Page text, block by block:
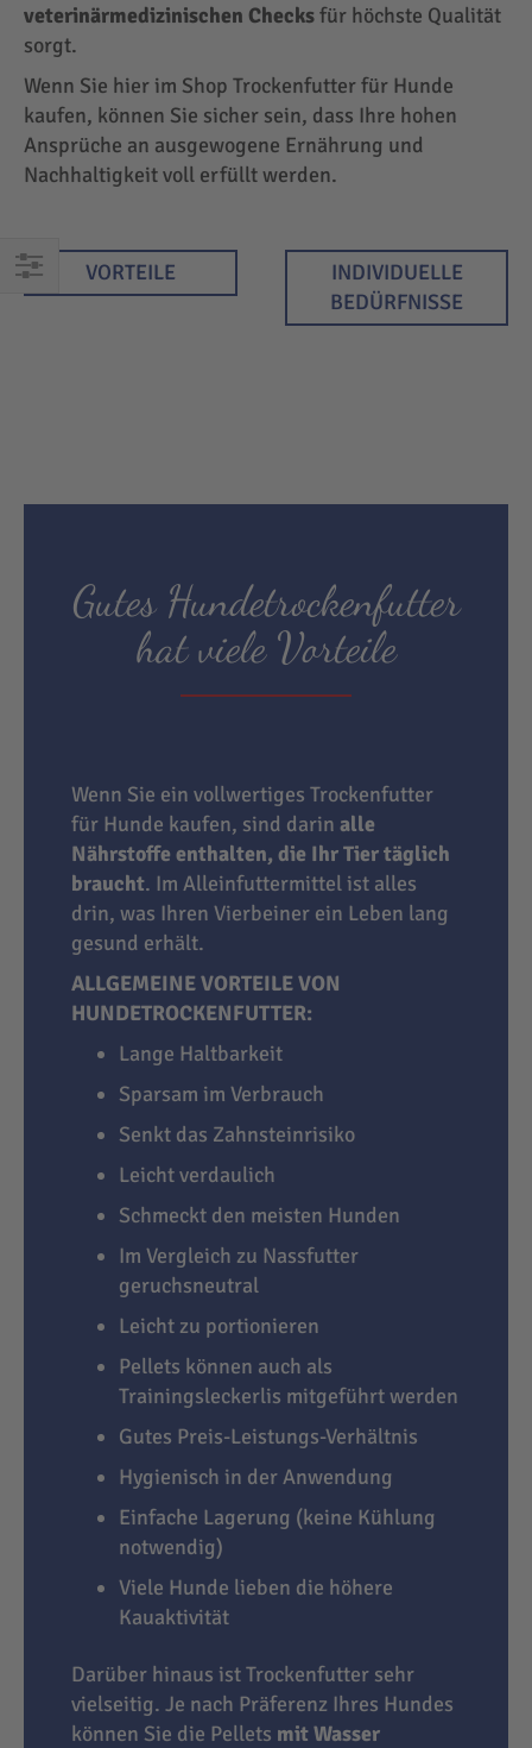
EINKAUFEN
veterinärmedizinischen Checksfür höchste Qualität
sorgt.
Wenn Sie hier im Shop Trockenfutter für Hunde
kaufen, können Sie sicher sein, dass Ihre hohen
Ansprüche an ausgewogene Ernährung und
Nachhaltigkeit voll erfüllt werden.
VORTEILE
INDIVIDUELLE
BEDÜRFNISSE
Gutes Hundetrockenfutter
hat viele Vorteile
Wenn Sie ein vollwertiges Trockenfutter
für Hunde kaufen, sind darin alle
Nährstoffe enthalten, die Ihr Tier täglich
braucht. Im Alleinfuttermittel ist alles
drin, was Ihren Vierbeiner ein Leben lang
gesund erhält.
ALLGEMEINE VORTEILE VON
HUNDETROCKENFUTTER:
Lange Haltbarkeit
Sparsam im Verbrauch
Senkt das Zahnsteinrisiko
Leicht verdaulich
Schmeckt den meisten Hunden
Im Vergleich zu Nassfutter
geruchsneutral
Leicht zu portionieren
Pellets können auch als
Trainingsleckerlis mitgeführt werden
Gutes Preis-Leistungs-Verhältnis
Hygienisch in der Anwendung
Einfache Lagerung (keine Kühlung
notwendig)
Viele Hunde lieben die höhere
Kauaktivität
Darüber hinaus ist Trockenfutter sehr
vielseitig. Je nach Präferenz Ihres Hundes
können Sie die Pellets mit Wasser